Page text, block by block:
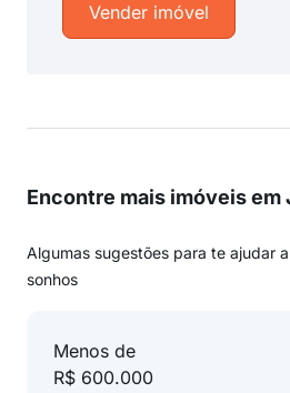
Vender imóvel
Encontre mais imóveis em
Algumas sugestões para te ajudar
sonhos
Menos de
R$ 600.000